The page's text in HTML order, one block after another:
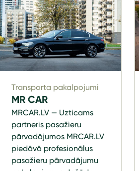
Transporta pakalpojumi
MR CAR
MRCAR.LV — Uzticams
partneris pasažieru
pārvadājumos MRCAR.LV
piedāvā profesionālus
pasažieru pārvadājumu